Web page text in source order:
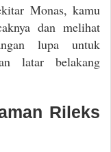
Monas, kamu
dan melihat
lupa untuk
latar belakang
Rileks